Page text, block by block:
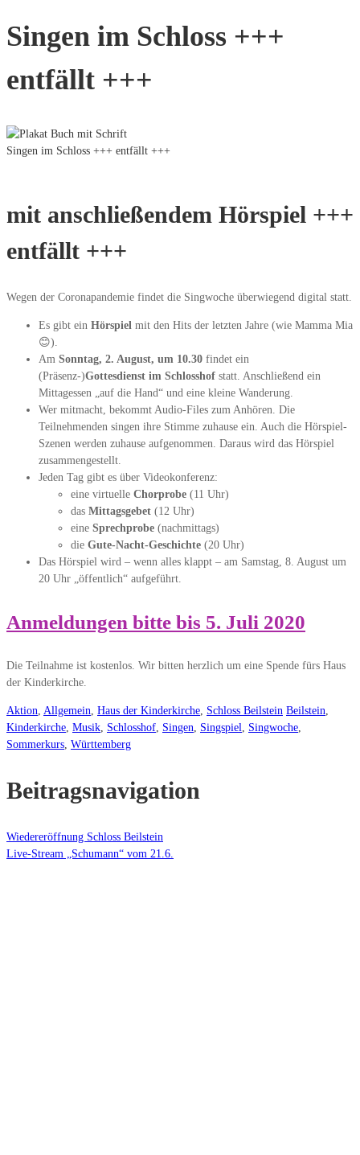
Singen im Schloss +++
entfällt +++
Singen im Schloss +++ entfällt +++
mit anschließendem Hörspiel +++
entfällt +++
Wegen der Coronapandemie findet die Singwoche überwiegend digital statt.
Es gibt ein Hörspiel mit den Hits der letzten Jahre (wie Mamma Mia
😊).
Am Sonntag, 2. August, um 10.30 findet ein
(Präsenz-)Gottesdienst im Schlosshof statt. Anschließend ein
Mittagessen „auf die Hand“ und eine kleine Wanderung.
Wer mitmacht, bekommt Audio-Files zum Anhören. Die
Teilnehmenden singen ihre Stimme zuhause ein. Auch die Hörspiel-
Szenen werden zuhause aufgenommen. Daraus wird das Hörspiel
zusammengestellt.
Jeden Tag gibt es über Videokonferenz:
eine virtuelle Chorprobe (11 Uhr)
das Mittagsgebet (12 Uhr)
eine Sprechprobe (nachmittags)
die Gute-Nacht-Geschichte (20 Uhr)
Das Hörspiel wird – wenn alles klappt – am Samstag, 8. August um
20 Uhr „öffentlich“ aufgeführt.
Anmeldungen bitte bis 5. Juli 2020
Die Teilnahme ist kostenlos. Wir bitten herzlich um eine Spende fürs Haus
der Kinderkirche.
Aktion Allgemein Haus der Kinderkirche Schloss Beilstein Beilstein
Kinderkirche Musik Schlosshof Singen Singspiel Singwoche
Sommerkurs Württemberg
Beitragsnavigation
Wiedereröffnung Schloss Beilstein
Live-Stream „Schumann“ vom 21.6.